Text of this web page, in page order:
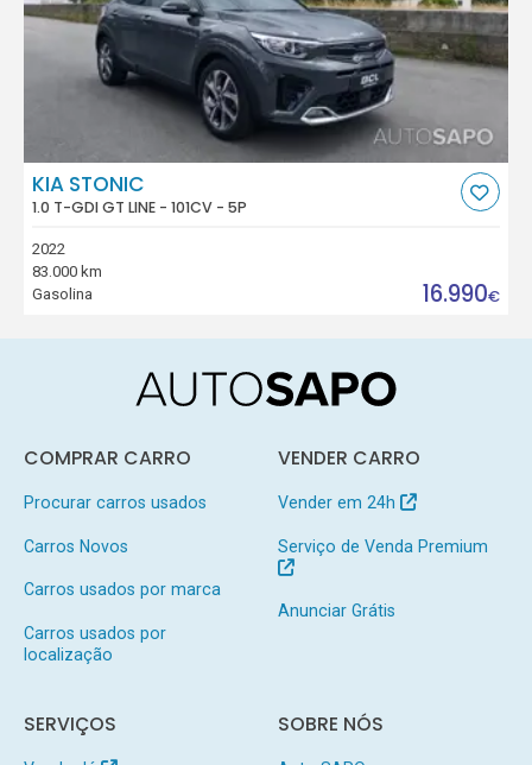
KIA STONIC
1.0 T-GDI GT LINE - 101CV - 5P
2022
83.000 km
Gasolina
16.990€
COMPRAR CARRO
Procurar carros usados
Carros Novos
Carros usados por marca
Carros usados por
localização
VENDER CARRO
Vender em 24h
Serviço de Venda Premium
Anunciar Grátis
SERVIÇOS SOBRE NÓS